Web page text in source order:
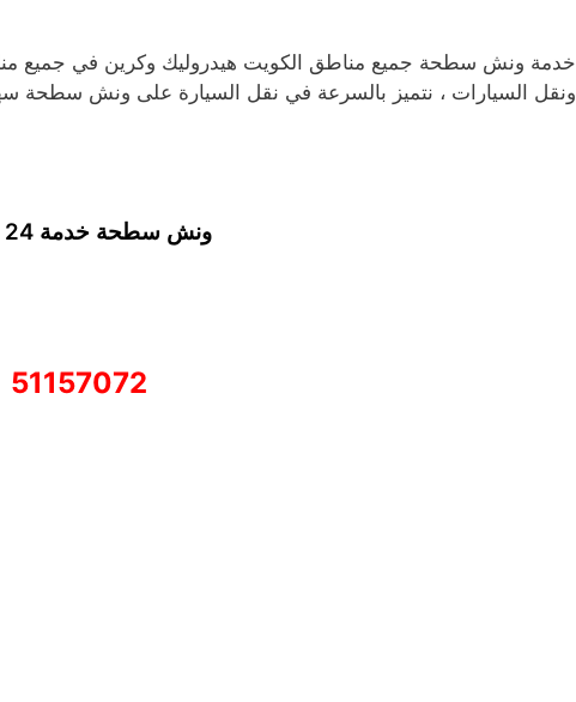
خدمة ونش سطحة جميع مناطق الكويت هيدروليك وكرين في جميع
ونقل السيارات ، نتميز بالسرعة في نقل السيارة على ونش سطحة
ونش سطحة خدمة 24 ساعة
51157072